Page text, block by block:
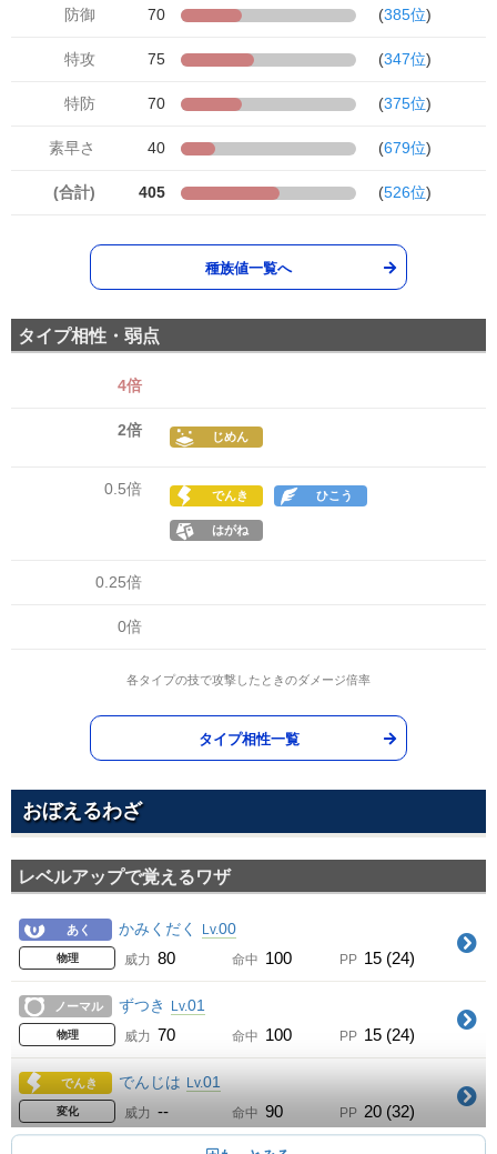
防御 70 (385位)
特攻 75 (347位)
特防 70 (375位)
素早さ 40 (679位)
(合計) 405 (526位)
種族値一覧へ
タイプ相性・弱点
4倍
2倍 じめん
0.5倍 でんき ひこう
はがね
0.25倍
0倍
各タイプの技で攻撃したときのダメージ倍率
タイプ相性一覧
おぼえるわざ
レベルアップで覚えるワザ
あく かみくだく Lv.00
物理 威力 80 命中 100 PP 15 (24)
ノーマル ずつき Lv.01
物理 威力 70 命中 100 PP 15 (24)
でんき でんじは Lv.01
変化 威力 -- 命中 90 PP 20 (32)